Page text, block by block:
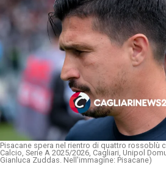
Pisacane spera nel rientro di quattro rossoblù
Calcio, Serie A 2025/2026, Cagliari, Unipol
Gianluca Zuddas. Nell'immagine: Pisacane)